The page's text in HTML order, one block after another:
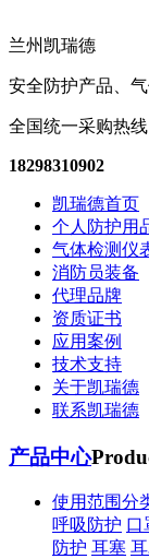
兰州凯瑞德
安全防护产品、
全国统一采购热线
18298310902
凯瑞德首页
个人防护用
气体检测仪
消防员装备
代理品牌
资质证书
应用案例
技术支持
关于凯瑞德
联系凯瑞德
产品中心
使用范围分
呼吸防护 口
防护 耳塞